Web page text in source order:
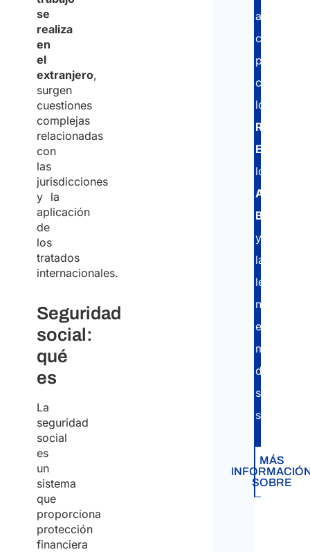
se
realiza
en
el
extranjero,
surgen
cuestiones
complejas
relacionadas
con
las
jurisdicciones
y la
aplicación
de
los
tratados
internacionales.
Seguridad
social:
qué
es
La
seguridad
social
es
un
sistema
que
proporciona
protección
financiera
a
cumplir
con
los
Europeos
los
Acuerdos
y
las
nacionales
en
materia
de
seguridad
social.
MÁS
SOBRE